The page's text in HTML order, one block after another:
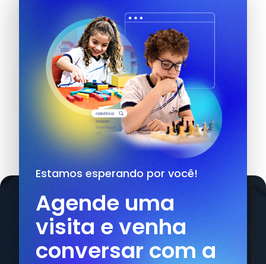
Estamos esperando por você!
Agende uma
visita e venha
conversar com a